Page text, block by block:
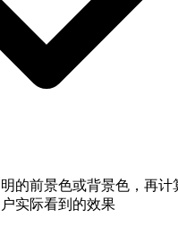
的前景色或背景色，再计
实际看到的效果